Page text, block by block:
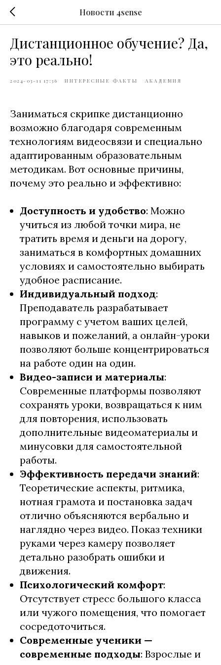
Новости 4sense
Дистанционное обучение? Да,
это реально!
2024-03-11 17:36 ИНТЕРЕСНЫЕ ФАКТЫ АКАДЕМИЯ
Заниматься скрипке дистанционно
возможно благодаря современным
технологиям видеосвязи и специально
адаптированным образовательным
методикам. Вот основные причины,
почему это реально и эффективно:
Доступность и удобство: Можно
учиться из любой точки мира, не
тратить время и деньги на дорогу,
заниматься в комфортных домашних
условиях и самостоятельно выбирать
удобное расписание.​
Индивидуальный подход:
Преподаватель разрабатывает
программу с учетом ваших целей,
навыков и пожеланий, а онлайн-уроки
позволяют больше концентрироваться
на работе один на один.​
Видео-записи и материалы:
Современные платформы позволяют
сохранять уроки, возвращаться к ним
для повторения, использовать
дополнительные видеоматериалы и
минусовки для самостоятельной
работы.​
Эффективность передачи знаний:
Теоретические аспекты, ритмика,
нотная грамота и постановка задач
отлично объясняются вербально и
наглядно через видео. Показ техники
руками через камеру позволяет
детально разобрать ошибки и
движения.​
Психологический комфорт:
Отсутствует стресс большого класса
или чужого помещения, что помогает
сосредоточиться.​
Современные ученики —
современные подходы: Взрослые и